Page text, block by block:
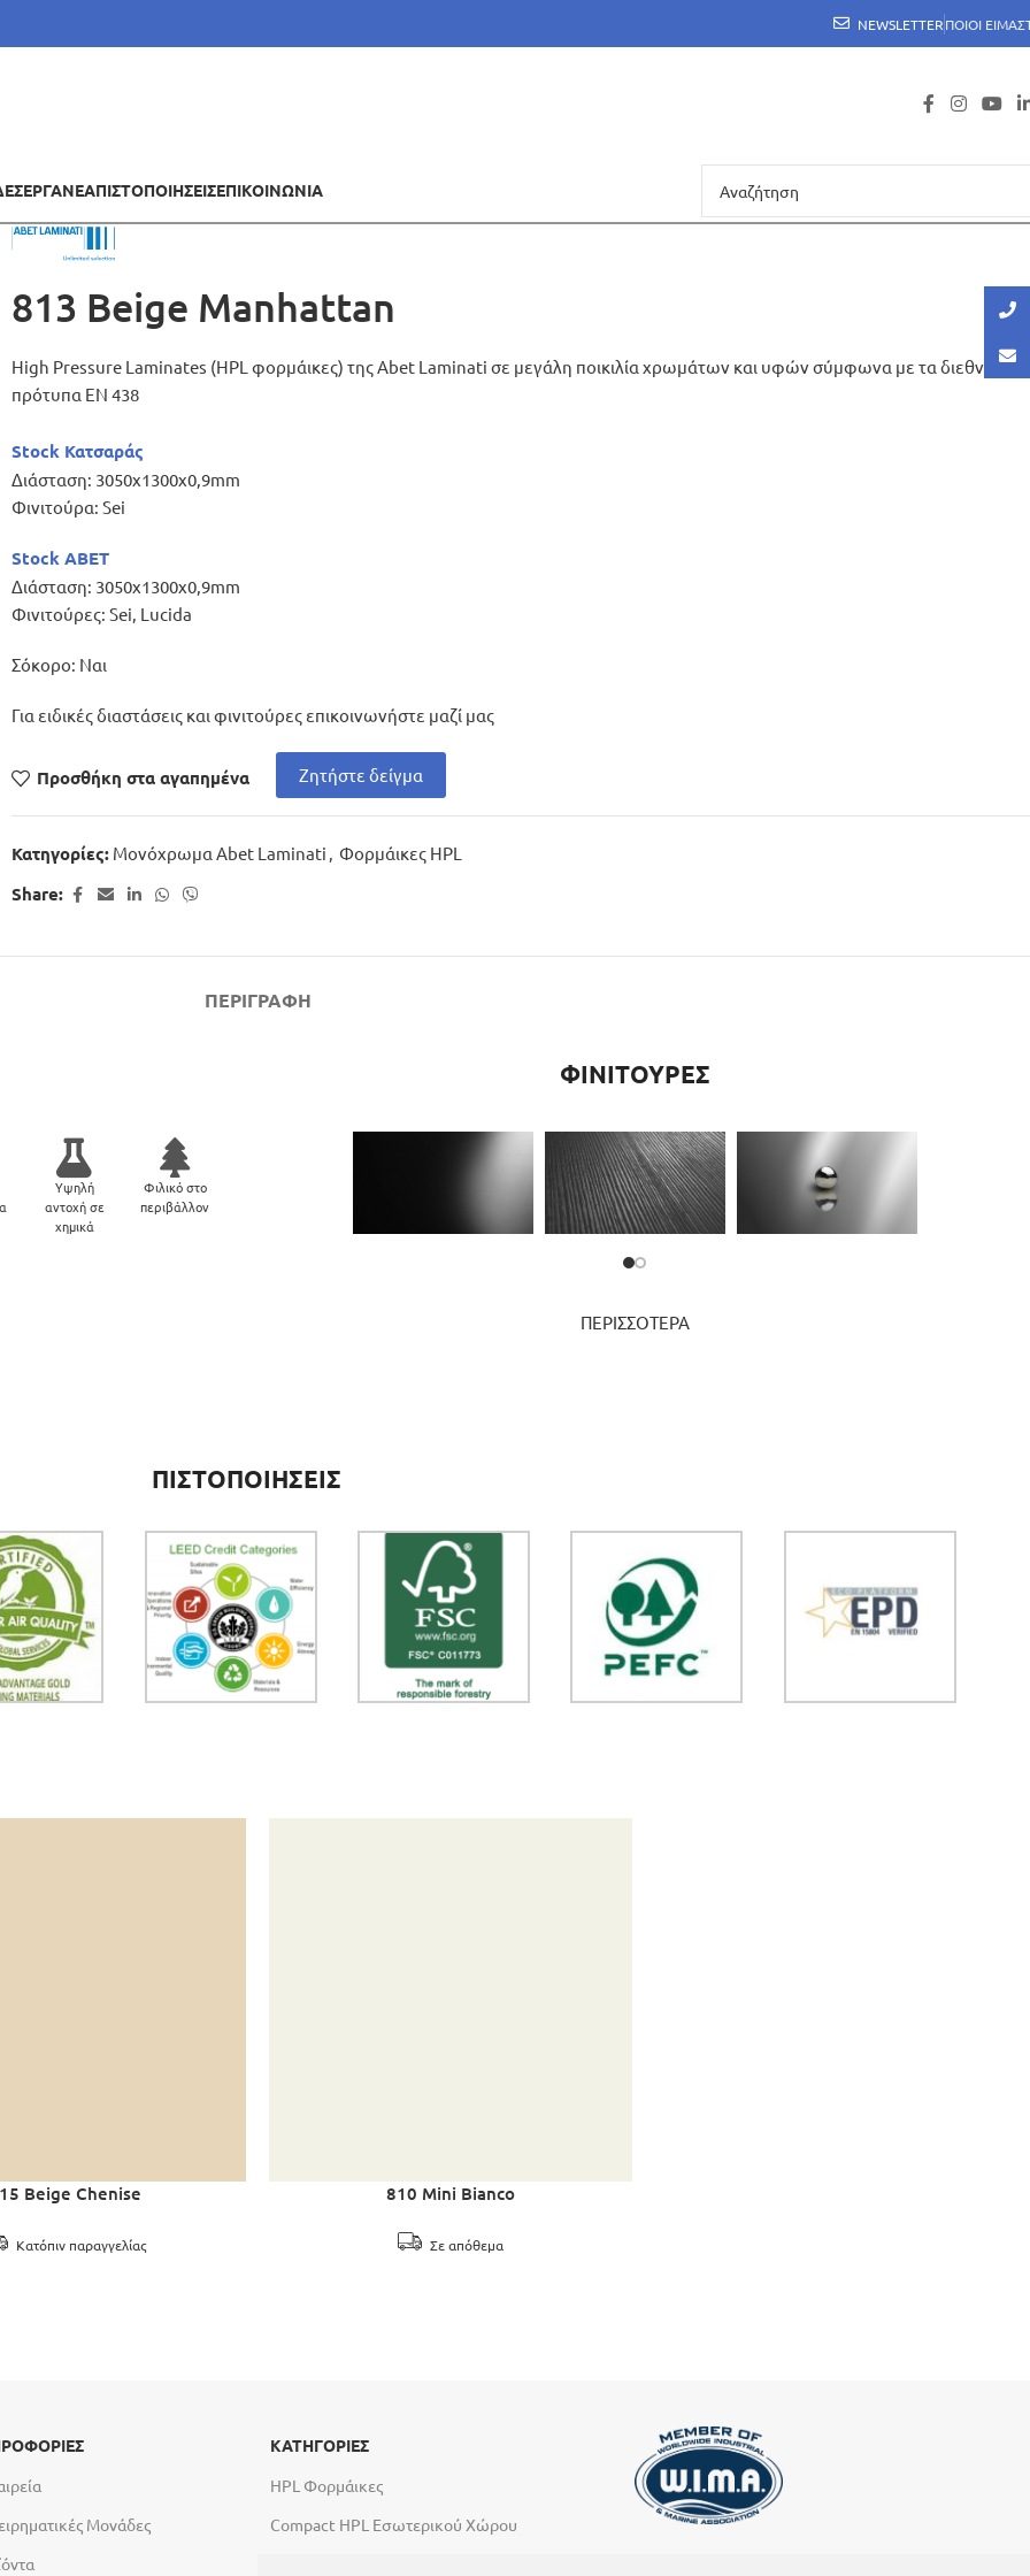
NEWSLETTERΠΟΙΟΙ
ΕΡΓΑΝΕΑΠΙΣΤΟΠΟΙΗΣΕΙΣΕΠΙΚΟΙΝΩΝΙΑ
813 Beige Manhattan
High Pressure Laminates (HPL φορμάικες) της Abet Laminati σε μεγάλη ποικιλία χρωμάτων και υφών σύμφωνα με τα διεθνή
πρότυπα ΕΝ 438
Stock Κατσαράς
Διάσταση: 3050x1300x0,9mm
Φινιτούρα: Sei
Stock ABET
Διάσταση: 3050x1300x0,9mm
Φινιτούρες: Sei, Lucida
Σόκορο: Ναι
Για ειδικές διαστάσεις και φινιτούρες επικοινωνήστε μαζί μας
Προσθήκη στα αγαπημένα Ζητήστε δείγμα
Κατηγορίες: Μονόχρωμα Abet Laminati , Φορμάικες HPL
Share:
ΠΕΡΙΓΡΑΦΉ
Υψηλή
αντοχή σε
χημικά
Φιλικό στο
περιβάλλον
ΦΙΝΙΤΟΥΡΕΣ
ΠΕΡΙΣΣΟΤΕΡΑ
ΠΙΣΤΟΠΟΙΗΣΕΙΣ
Beige Chenise
Κατόπιν παραγγελίας
810 Mini Bianco
Σε απόθεμα
Μονάδες
ΚΑΤΗΓΟΡΙΕΣ
HPL Φορμάικες
Compact HPL Εσωτερικού Χώρου